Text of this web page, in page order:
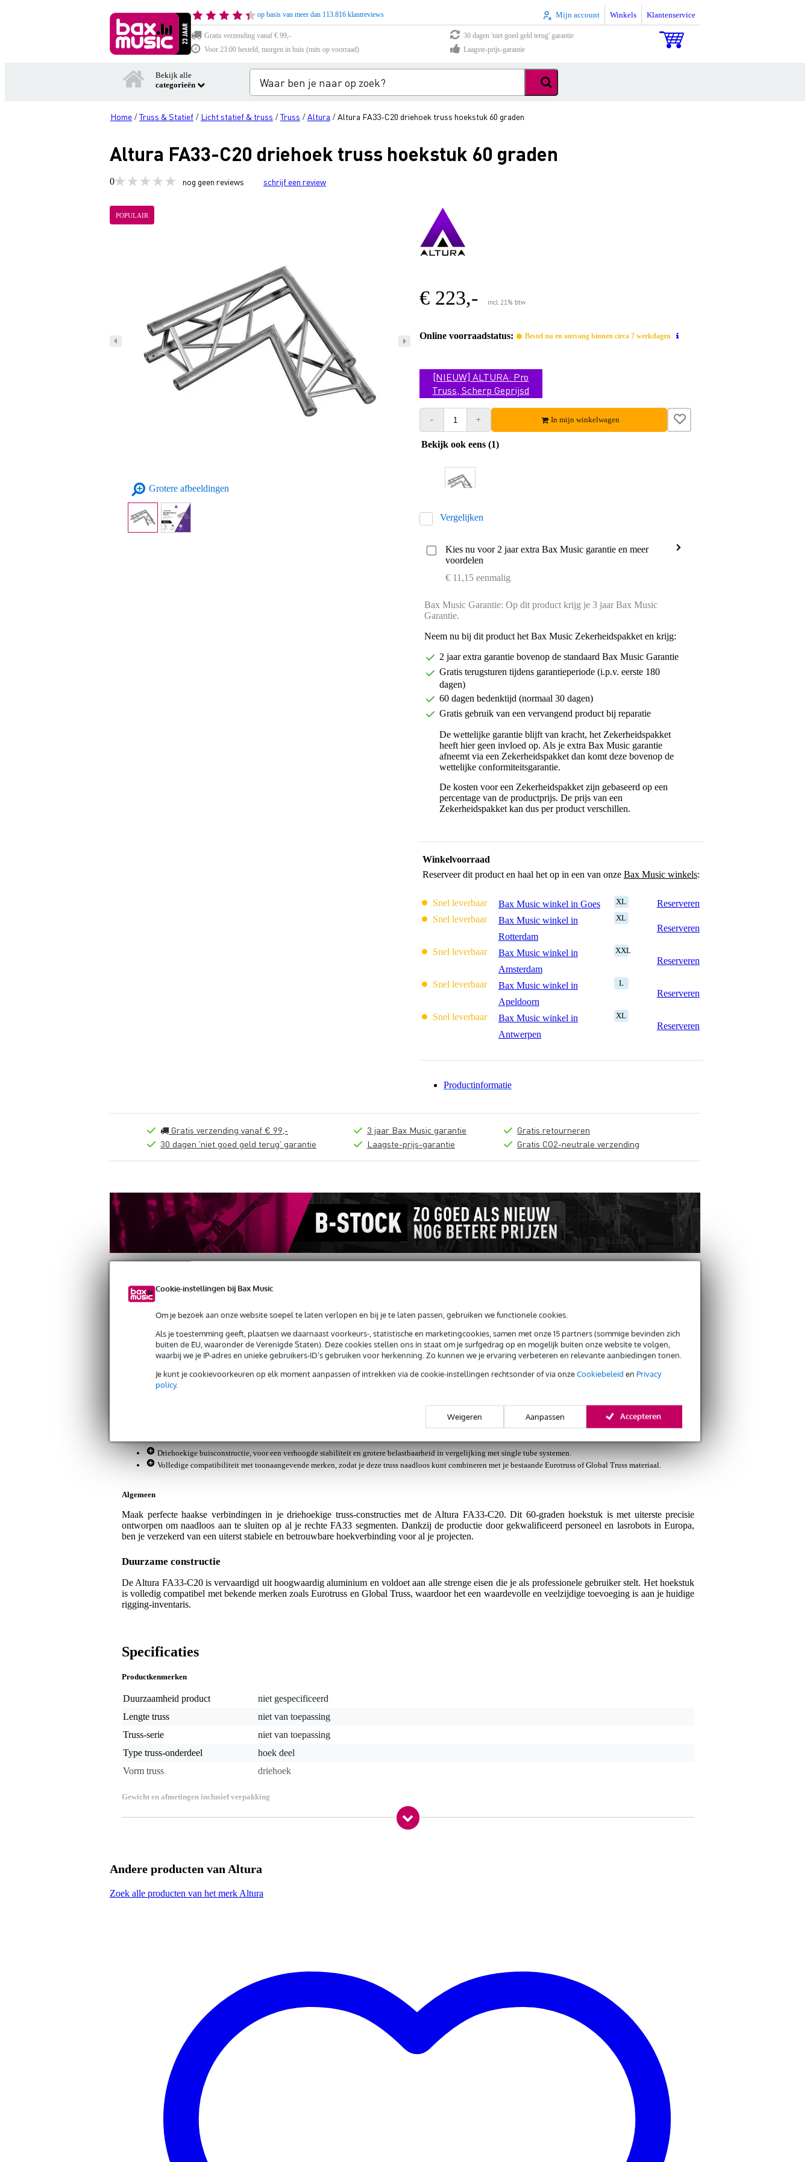
Cookie-instellingen bij Bax Music
Om je bezoek aan onze website soepel te laten verlopen en bij je te laten passen, gebruiken we functionele cookies.
Als je toestemming geeft, plaatsen we daarnaast voorkeurs-, statistische en marketingcookies, samen met onze 15 partners (sommige bevinden zich
buiten de EU, waaronder de Verenigde Staten). Deze cookies stellen ons in staat om je surfgedrag op en mogelijk buiten onze website te volgen,
waarbij we je IP-adres en unieke gebruikers-ID’s gebruiken voor herkenning. Zo kunnen we je ervaring verbeteren en relevante aanbiedingen tonen.
Je kunt je cookievoorkeuren op elk moment aanpassen of intrekken via de cookie-instellingen rechtsonder of via onzeCookiebeleid en Privacy
policy.
Weigeren Aanpassen Accepteren
op basis van meer dan 113.816 klantreviews Mijn account Winkels Klantenservice
Gratis verzending vanaf € 99,-
30 dagen 'niet goed geld terug' garantie
Voor 23:00 besteld, morgen in huis (mits op voorraad)
Laagste-prijs-garantie
Bekijk alle
categorieën
Home /Truss & Statief / Licht statief & truss /Truss /Altura /Altura FA33-C20 driehoek truss hoekstuk 60 graden
Altura FA33-C20 driehoek truss hoekstuk 60 graden
0 nog geen reviews schrijf een review
POPULAIR
Grotere afbeeldingen
€ 223,- incl. 21% btw
Online voorraadstatus: Bestel nu en ontvang binnen circa 7 werkdagen
[NIEUW] ALTURA: Pro
Truss, Scherp Geprijsd
- + In mijn winkelwagen
Bekijk ook eens (1)
Vergelijken
Kies nu voor 2 jaar extra Bax Music garantie en meer
voordelen
€ 11,15 eenmalig
Bax Music Garantie: Op dit product krijg je 3 jaar Bax Music
Garantie.
Neem nu bij dit product het Bax Music Zekerheidspakket en krijg:
2 jaar extra garantie bovenop de standaard Bax Music Garantie
Gratis terugsturen tijdens garantieperiode (i.p.v. eerste 180
dagen)
60 dagen bedenktijd (normaal 30 dagen)
Gratis gebruik van een vervangend product bij reparatie
De wettelijke garantie blijft van kracht, het Zekerheidspakket
heeft hier geen invloed op. Als je extra Bax Music garantie
afneemt via een Zekerheidspakket dan komt deze bovenop de
wettelijke conformiteitsgarantie.
De kosten voor een Zekerheidspakket zijn gebaseerd op een
percentage van de productprijs. De prijs van een
Zekerheidspakket kan dus per product verschillen.
Winkelvoorraad
Reserveer dit product en haal het op in een van onze Bax Music winkels:
Snel leverbaar Bax Music winkel in Goes XL
Reserveren
Snel leverbaar
Bax Music winkel in
Rotterdam
XL
Reserveren
Snel leverbaar
Bax Music winkel in
Amsterdam
XXL
Reserveren
Snel leverbaar
Bax Music winkel in
Apeldoorn
L
Reserveren
Snel leverbaar
Bax Music winkel in
Antwerpen
XL
Reserveren
Productinformatie
Gratis verzending vanaf € 99,-
30 dagen 'niet goed geld terug' garantie
3 jaar Bax Music garantie
Laagste-prijs-garantie
Gratis retourneren
Gratis CO2-neutrale verzending
Productinformatie Reviews(0) Downloads (2)
Altura FA33-C20 driehoek truss hoekstuk 60 graden
9000-0154-4870
Driehoekige buisconstructie, voor een verhoogde stabiliteit en grotere belastbaarheid in vergelijking met single tube systemen.
Volledige compatibiliteit met toonaangevende merken, zodat je deze truss naadloos kunt combineren met je bestaande Eurotruss of Global Truss materiaal.
Algemeen
Maak perfecte haakse verbindingen in je driehoekige truss-constructies met de Altura FA33-C20. Dit 60-graden hoekstuk is met uiterste precisie
ontworpen om naadloos aan te sluiten op al je rechte FA33 segmenten. Dankzij de productie door gekwalificeerd personeel en lasrobots in Europa,
ben je verzekerd van een uiterst stabiele en betrouwbare hoekverbinding voor al je projecten.
Duurzame constructie
De Altura FA33-C20 is vervaardigd uit hoogwaardig aluminium en voldoet aan alle strenge eisen die je als professionele gebruiker stelt. Het hoekstuk
is volledig compatibel met bekende merken zoals Eurotruss en Global Truss, waardoor het een waardevolle en veelzijdige toevoeging is aan je huidige
rigging-inventaris.
Specificaties
Productkenmerken
Duurzaamheid product
niet gespecificeerd
Lengte truss
niet van toepassing
Truss-serie
niet van toepassing
Type truss-onderdeel
hoek deel
Vorm truss
driehoek
Gewicht en afmetingen inclusief verpakking
Gewicht(incl. verpakking)
6,1 kg
gefabriceerd door een fabrikant met meer dan 20 jaar ervaring
Andere producten van Altura
Zoek alle producten van het merk Altura